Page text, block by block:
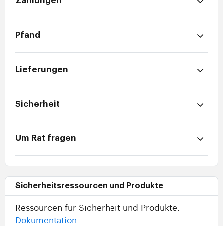
Pfand
Lieferungen
Sicherheit
Um Rat fragen
Sicherheitsressourcen und Produkte
Ressourcen für Sicherheit und Produkte.
Dokumentation